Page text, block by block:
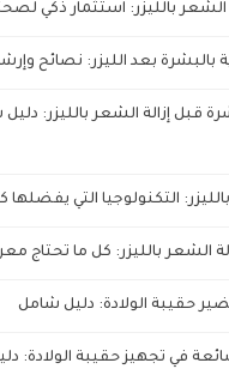
الشعر بالليزر: استثمار ذكي
بالبشرة بعد الليزر: نصائح
قبل إزالة الشعر بالليزر: دليل
التكنولوجيا التي يفضلها
الشعر بالليزر: كل ما تحتاج
حقيبة الولادة: دليل شامل
في تجهيز حقيبة الولادة: